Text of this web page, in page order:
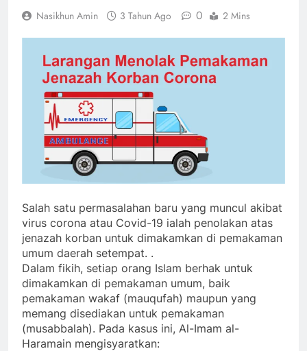
Nasikhun Amin 3 Tahun Ago 0 2 Mins
Salah satu permasalahan baru yang muncul akibat
virus corona atau Covid-19 ialah penolakan atas
jenazah korban untuk dimakamkan di pemakaman
umum daerah setempat. .
Dalam fikih, setiap orang Islam berhak untuk
dimakamkan di pemakaman umum, baik
pemakaman wakaf (mauqufah) maupun yang
memang disediakan untuk pemakaman
(musabbalah). Pada kasus ini, Al-Imam al-
Haramain mengisyaratkan: